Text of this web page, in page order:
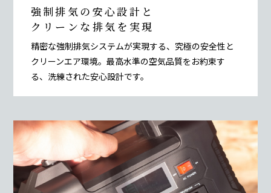
強制排気の安心設計と
クリーンな排気を実現
精密な強制排気システムが実現する、究極の安全性と
クリーンエア環境。最高水準の空気品質をお約束す
る、洗練された安心設計です。